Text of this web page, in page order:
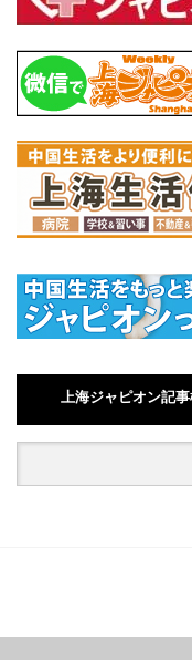
上海ジャピオン記